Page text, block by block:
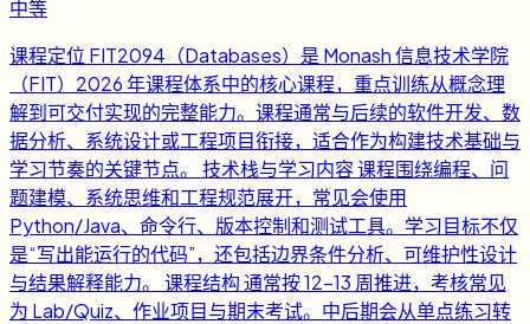
中等
课程定位 FIT2094（Databases）是 Monash 信息技术学院
（FIT）2026 年课程体系中的核心课程，重点训练从概念理
解到可交付实现的完整能力。课程通常与后续的软件开发、数
据分析、系统设计或工程项目衔接，适合作为构建技术基础与
学习节奏的关键节点。 技术栈与学习内容 课程围绕编程、问
题建模、系统思维和工程规范展开，常见会使用
Python/Java、命令行、版本控制和测试工具。学习目标不仅
是“写出能运行的代码”，还包括边界条件分析、可维护性设计
与结果解释能力。 课程结构 通常按 12-13 周推进，考核常见
为 Lab/Quiz、作业项目与期末考试。中后期会从单点练习转